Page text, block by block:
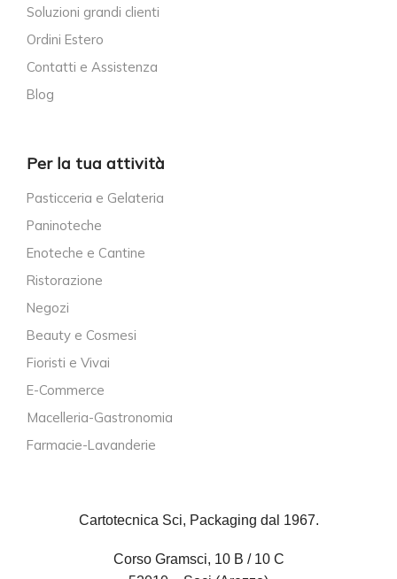
Soluzioni grandi clienti
Ordini Estero
Contatti e Assistenza
Blog
Per la tua attività
Pasticceria e Gelateria
Paninoteche
Enoteche e Cantine
Ristorazione
Negozi
Beauty e Cosmesi
Fioristi e Vivai
E-Commerce
Macelleria-Gastronomia
Farmacie-Lavanderie
Cartotecnica Sci, Packaging dal 1967.
Corso Gramsci, 10 B / 10 C